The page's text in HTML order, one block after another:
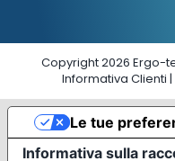
Copyright 2026 Ergo-
Informativa Clienti |
Informativa sulla
Le tue